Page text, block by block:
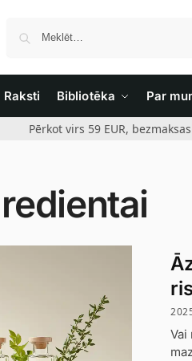
Raksti Bibliotēka Par
Pērkot virs 59 EUR,
Vai